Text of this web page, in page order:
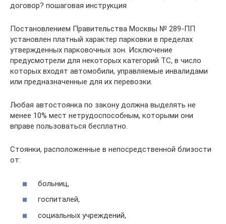
договор? пошаговая инструкция
Постановлением Правительства Москвы № 289-ПП
установлен платный характер парковки в пределах
утвержденных парковочных зон. Исключение
предусмотрели для некоторых категорий ТС, в число
которых входят автомобили, управляемые инвалидами
или предназначенные для их перевозки.
Любая автостоянка по закону должна выделять не
менее 10% мест нетрудоспособным, которыми они
вправе пользоваться бесплатно.
Стоянки, расположенные в непосредственной близости
от:
больниц,
госпиталей,
социальных учреждений,